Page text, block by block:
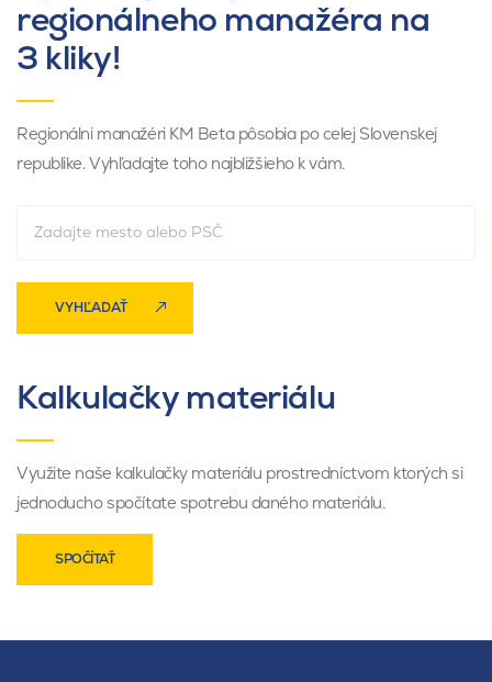
regionálneho manažéra na
3 kliky!
Regionálni manažéri KM Beta pôsobia po celej Slovenskej
republike. Vyhľadajte toho najbližšieho k vám.
VYHĽADAŤ
Kalkulačky materiálu
Využite naše kalkulačky materiálu prostredníctvom ktorých si
jednoducho spočítate spotrebu daného materiálu.
SPOČÍTAŤ